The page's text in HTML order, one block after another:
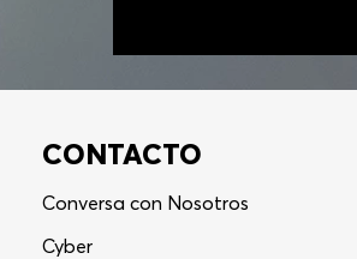
CONTACTO
Conversa con Nosotros
Cyber